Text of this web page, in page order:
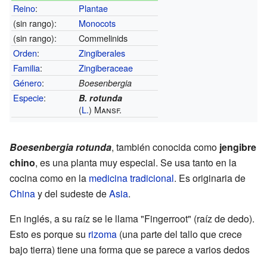
Reino:
Plantae
(sin rango):
Monocots
(sin rango):
Commelinids
Orden:
Zingiberales
Familia:
Zingiberaceae
Género: Boesenbergia
Especie: B. rotunda
(L.) Mansf.
Boesenbergia rotunda, también conocida como jengibre
chino, es una planta muy especial. Se usa tanto en la
cocina como en la medicina tradicional. Es originaria de
Chinay del sudeste deAsia.
En inglés, a su raíz se le llama "Fingerroot" (raíz de dedo).
Esto es porque su rizoma (una parte del tallo que crece
bajo tierra) tiene una forma que se parece a varios dedos